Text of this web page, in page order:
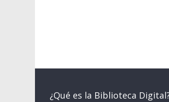
¿Qué es la Biblioteca